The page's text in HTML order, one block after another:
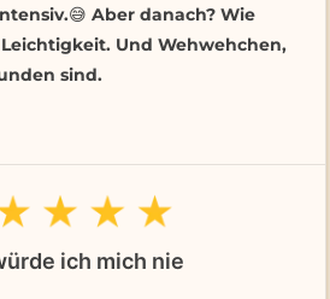
Aber danach? Wie
Und Wehwehchen,
sind.
ich mich nie